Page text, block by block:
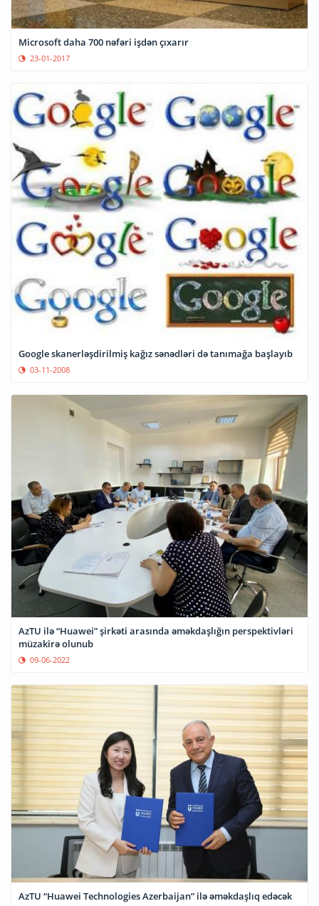
Microsoft daha 700 nəfəri işdən çıxarır
23-01-2017
Google skanerləşdirilmiş kağız sənədləri də tanımağa başlayıb
03-11-2008
AzTU ilə “Huawei” şirkəti arasında əməkdaşlığın perspektivləri
müzakirə olunub
09-06-2022
AzTU “Huawei Technologies Azerbaijan” ilə əməkdaşlıq edəcək